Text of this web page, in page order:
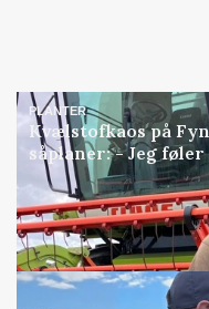
PLANTER
Kvælstofkaos på
såplaner: - Jeg